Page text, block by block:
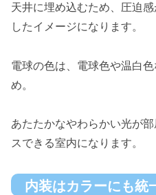
天井に埋め込むため、圧迫
したイメージになります。
電球の色は、電球色や温白
め。
あたたかなやわらかい光が
スできる室内になります。
内装はカラーにも統